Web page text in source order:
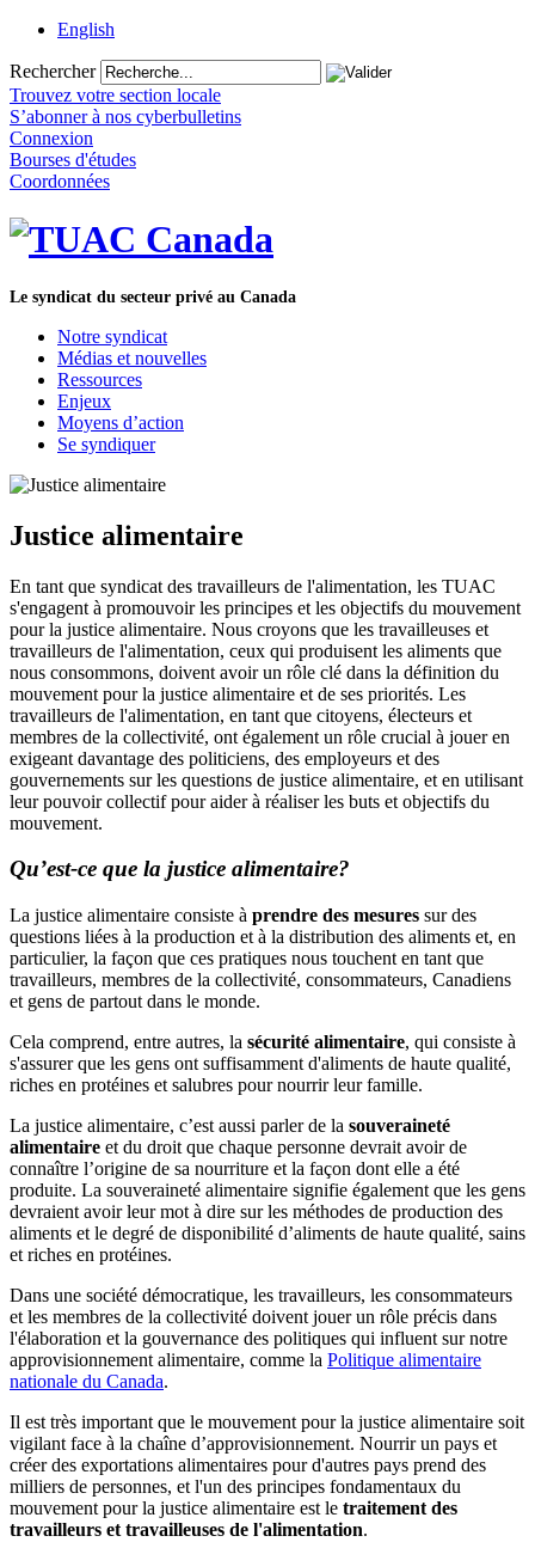
English
Rechercher
Trouvez votre section locale
S’abonner à nos cyberbulletins
Connexion
Bourses d'études
Coordonnées
Le syndicat du secteur privé au Canada
Notre syndicat
Médias et nouvelles
Ressources
Enjeux
Moyens d’action
Se syndiquer
Justice alimentaire
En tant que syndicat des travailleurs de l'alimentation, les TUAC
s'engagent à promouvoir les principes et les objectifs du mouvement
pour la justice alimentaire. Nous croyons que les travailleuses et
travailleurs de l'alimentation, ceux qui produisent les aliments que
nous consommons, doivent avoir un rôle clé dans la définition du
mouvement pour la justice alimentaire et de ses priorités. Les
travailleurs de l'alimentation, en tant que citoyens, électeurs et
membres de la collectivité, ont également un rôle crucial à jouer en
exigeant davantage des politiciens, des employeurs et des
gouvernements sur les questions de justice alimentaire, et en utilisant
leur pouvoir collectif pour aider à réaliser les buts et objectifs du
mouvement.
Qu’est-ce que la justice alimentaire?
La justice alimentaire consiste à prendre des mesures sur des
questions liées à la production et à la distribution des aliments et, en
particulier, la façon que ces pratiques nous touchent en tant que
travailleurs, membres de la collectivité, consommateurs, Canadiens
et gens de partout dans le monde.
Cela comprend, entre autres, la sécurité alimentaire, qui consiste à
s'assurer que les gens ont suffisamment d'aliments de haute qualité,
riches en protéines et salubres pour nourrir leur famille.
La justice alimentaire, c’est aussi parler de la souveraineté
alimentaire et du droit que chaque personne devrait avoir de
connaître l’origine de sa nourriture et la façon dont elle a été
produite. La souveraineté alimentaire signifie également que les gens
devraient avoir leur mot à dire sur les méthodes de production des
aliments et le degré de disponibilité d’aliments de haute qualité, sains
et riches en protéines.
Dans une société démocratique, les travailleurs, les consommateurs
et les membres de la collectivité doivent jouer un rôle précis dans
l'élaboration et la gouvernance des politiques qui influent sur notre
approvisionnement alimentaire, comme la Politique alimentaire
nationale du Canada.
Il est très important que le mouvement pour la justice alimentaire soit
vigilant face à la chaîne d’approvisionnement. Nourrir un pays et
créer des exportations alimentaires pour d'autres pays prend des
milliers de personnes, et l'un des principes fondamentaux du
mouvement pour la justice alimentaire est le traitement des
travailleurs et travailleuses de l'alimentation.